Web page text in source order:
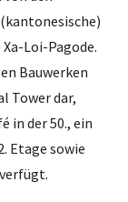
Loi-Pagode.
Bauwerken
Tower dar,
in der 50., ein
Etage sowie